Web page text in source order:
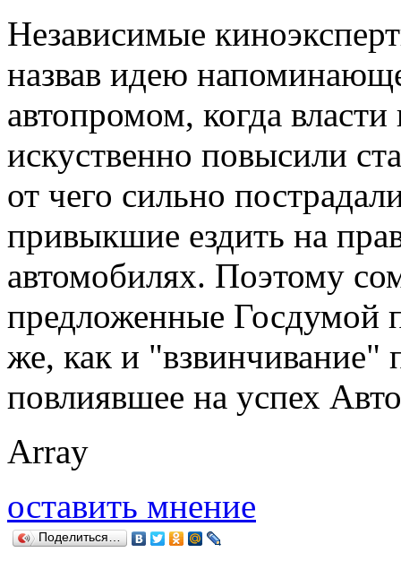
Независимые
назвав идею
автопромом, когда власти
искуственно повысили
от чего сильно
привыкшие ездить на
автомобилях. Поэтому
предложенные Госдумой
же, как и "взвинчивание"
повлиявшее на успех
Array
оставить мнение
Поделиться…